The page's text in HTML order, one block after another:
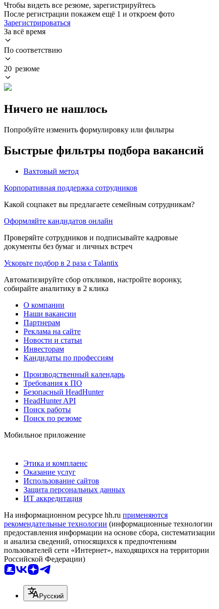
Чтобы видеть все резюме, зарегистрируйтесь
После регистрации покажем ещё 1 и откроем фото
Зарегистрироваться
За всё время
По соответствию
20 резюме
Ничего не нашлось
Попробуйте изменить формулировку или фильтры
Быстрые фильтры подбора вакансий
Вахтовый метод
Корпоративная поддержка сотрудников
Какой соцпакет вы предлагаете семейным сотрудникам?
Оформляйте кандидатов онлайн
Проверяйте сотрудников и подписывайте кадровые
документы без бумаг и личных встреч
Ускорьте подбор в 2 раза с Talantix
Автоматизируйте сбор откликов, настройте воронку,
собирайте аналитику в 2 клика
О компании
Наши вакансии
Партнерам
Реклама на сайте
Новости и статьи
Инвесторам
Кандидаты по профессиям
Производственный календарь
Требования к ПО
Безопасный HeadHunter
HeadHunter API
Поиск работы
Поиск по резюме
Мобильное приложение
Этика и комплаенс
Оказание услуг
Использование сайтов
Защита персональных данных
ИТ аккредитация
На информационном ресурсе hh.ru применяются
рекомендательные технологии (информационные технологии
предоставления информации на основе сбора, систематизации
и анализа сведений, относящихся к предпочтениям
пользователей сети «Интернет», находящихся на территории
Российской Федерации)
Русский